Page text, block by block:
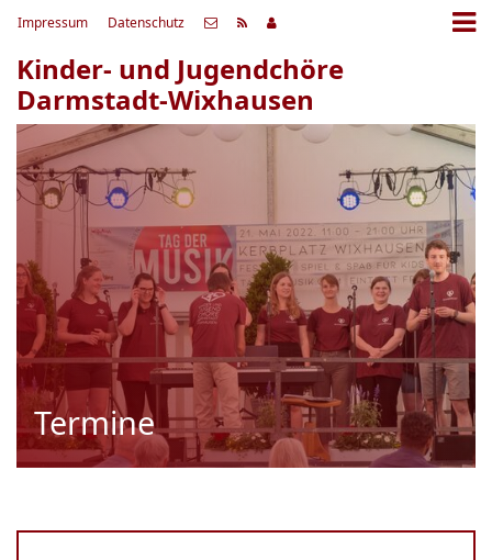
Impressum Datenschutz
Kinder- und Jugendchöre
Darmstadt-Wixhausen
Termine